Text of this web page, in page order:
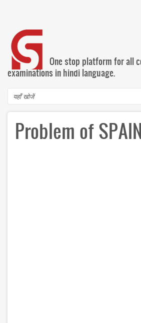
content
One stop platform for all
examinations in hindi language.
Search
Problem of SPAIN